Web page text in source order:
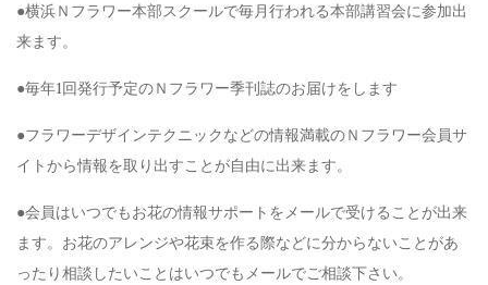
●横浜Ｎフラワー本部スクールで毎月行われる本部講習会に参加出
来ます。
●毎年1回発行予定のＮフラワー季刊誌のお届けをします
●フラワーデザインテクニックなどの情報満載のＮフラワー会員サ
イトから情報を取り出すことが自由に出来ます。
●会員はいつでもお花の情報サポートをメールで受けることが出来
ます。お花のアレンジや花束を作る際などに分からないことがあ
ったり相談したいことはいつでもメールでご相談下さい。